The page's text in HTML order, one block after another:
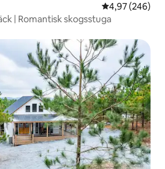
4,97 av 5 i
4,97 (246)
| Romantisk skogsstuga